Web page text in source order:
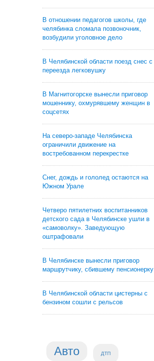
В отношении педагогов школы, где
челябинка сломала позвоночник,
возбудили уголовное дело
В Челябинской области поезд снес с
переезда легковушку
В Магнитогорске вынесли приговор
мошеннику, охмурявшему женщин в
соцсетях
На северо-западе Челябинска
ограничили движение на
востребованном перекрестке
Снег, дождь и гололед остаются на
Южном Урале
Четверо пятилетних воспитанников
детского сада в Челябинске ушли в
«самоволку». Заведующую
оштрафовали
В Челябинске вынесли приговор
маршрутчику, сбившему пенсионерку
В Челябинской области цистерны с
бензином сошли с рельсов
Авто ДТП